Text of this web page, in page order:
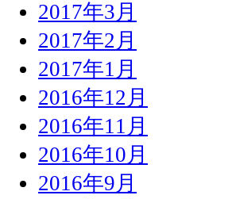
2017年3月
2017年2月
2017年1月
2016年12月
2016年11月
2016年10月
2016年9月